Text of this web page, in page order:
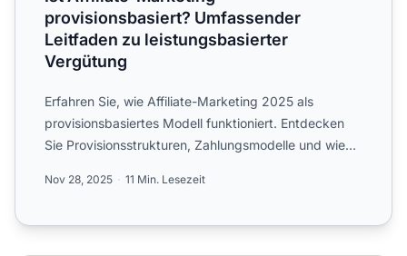
provisionsbasiert? Umfassender
Leitfaden zu leistungsbasierter
Vergütung
Erfahren Sie, wie Affiliate-Marketing 2025 als
provisionsbasiertes Modell funktioniert. Entdecken
Sie Provisionsstrukturen, Zahlungsmodelle und wie
Nov 28, 2025 11 Min. Lesezeit